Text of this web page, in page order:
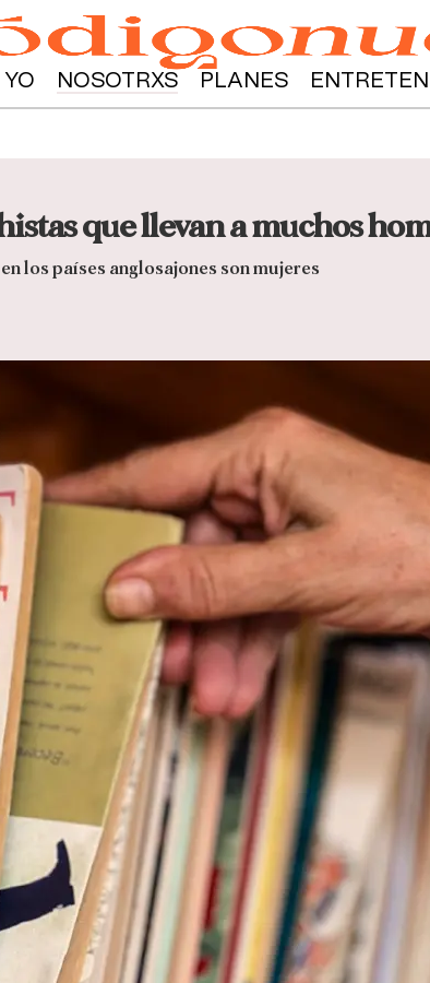
YO NOSOTRXS PLANES
que llevan a muchos
los países anglosajones son mujeres